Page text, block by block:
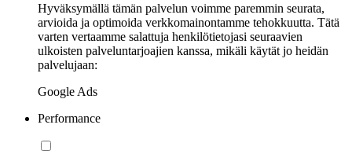
Hyväksymällä tämän palvelun voimme paremmin seurata,
arvioida ja optimoida verkkomainontamme tehokkuutta. Tätä
varten vertaamme salattuja henkilötietojasi seuraavien
ulkoisten palveluntarjoajien kanssa, mikäli käytät jo heidän
palvelujaan:
Google Ads
Performance